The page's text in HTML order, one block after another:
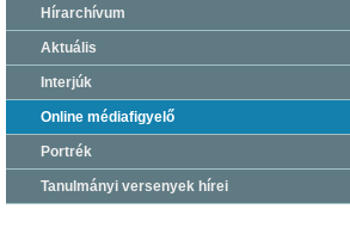
Hírarchívum
Aktuális
Interjúk
Online médiafigyelő
Portrék
Tanulmányi versenyek hírei